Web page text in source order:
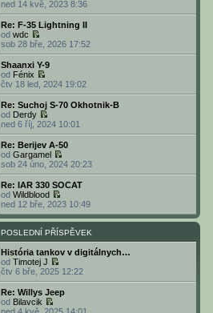
k
p
ě
v
k
p
ř
í
p
ě
v
k
e
n
í
p
ř
p
ě
v
k
z
i
t
p
o
s
d
n
í
ř
í
s
ě
v
e
Z
o
b
r
a
z
p
o
s
l
d
n
í
p
ř
í
s
p
ě
v
e
k
ned 14 kvě, 2023 8:36
Re: F-35 Lightning II
od wdc
Z
o
b
r
a
z
t
p
o
s
l
e
d
n
í
p
ř
í
s
p
ě
v
e
k
sob 28 bře, 2026 17:52
Shaanxi Y-9
od Fénix
Z
o
b
r
a
z
p
o
s
l
e
d
n
p
ř
í
s
p
ě
v
e
čtv 18 led, 2024 19:02
Re: Suchoj S-70 Okhotnik-B
od Derdy
Z
o
b
r
a
z
i
t
p
o
s
l
e
d
n
í
p
ř
í
s
ned 6 říj, 2024 10:01
Re: Berijev A-50
od Gargamel
Z
o
b
r
a
z
i
t
o
s
l
e
n
sob 24 úno, 2024 20:23
Re: IAR 330 SOCAT
od Wildblood
Z
o
b
r
a
z
t
p
o
s
l
ned 12 bře, 2023 10:49
POSLEDNÍ PŘÍSPĚVEK
História tankov v digitálnych…
od Timotej J
Z
o
b
r
a
čtv 6 bře, 2025 12:22
Re: Willys Jeep
od Bilavcik
Z